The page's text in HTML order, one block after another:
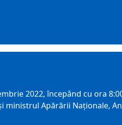
2022, începând cu ora
ministrul Apărării Naționale,